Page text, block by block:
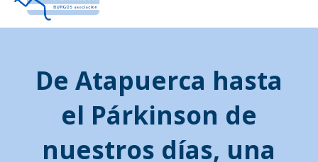
De Atapuerca hasta
el Párkinson de
nuestros días, una